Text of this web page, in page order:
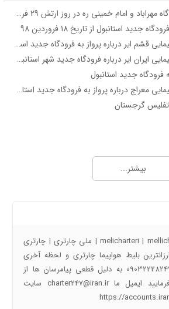
تعطیلی 4.5 ساعته فرودگاه مهراباد و امام خمینی ره در روز ارتش 29 فروردین
جدید استانبول از تاریخ 18 فروردین 98
بخشنامه و اطلاعیه هواپیمایی قشم ایر درباره پرواز به فرودگاه جدید استانبول از تاریخ 18فروردین 98
بخشنامه و اطلاعیه هواپیمایی ایران ایر درباره فرودگاه جدید شهر استانبول IR2712
فرودگاه جدید استانبول
بخشنامه و اطلاعیه هواپیمایی معراج درباره پرواز به فرودگاه جدید استانبول از تاریخ 18فروردین 98 JI4740-4
تفلیس گرجستان
مشهد از تهران
و جهان با تیک بال
دوشنبه 17 دی 97
بیشتر...
melicharteri | mellicharteri | meli charteri | ملی چارتری | چارتری
ارزانترین بلیط هواپیما چارتری و لحظه آخری
پشتیبانی 24 ساعته 09032228247 به دلیل قطعی پیامرسان ها از
ایمیل ملی استفاده فرمایید ایمیل ما charter247@iran.ir سایت